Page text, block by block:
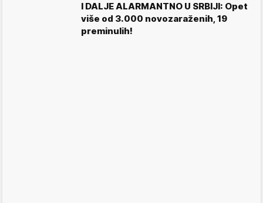
I DALJE ALARMANTNO U SRBIJI: Opet
više od 3.000 novozaraženih, 19
preminulih!